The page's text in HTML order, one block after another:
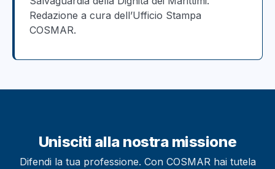
Redazione a cura dell’Ufficio Stampa
COSMAR.
Unisciti alla nostra missione
Difendi la tua professione. Con COSMAR hai tutela